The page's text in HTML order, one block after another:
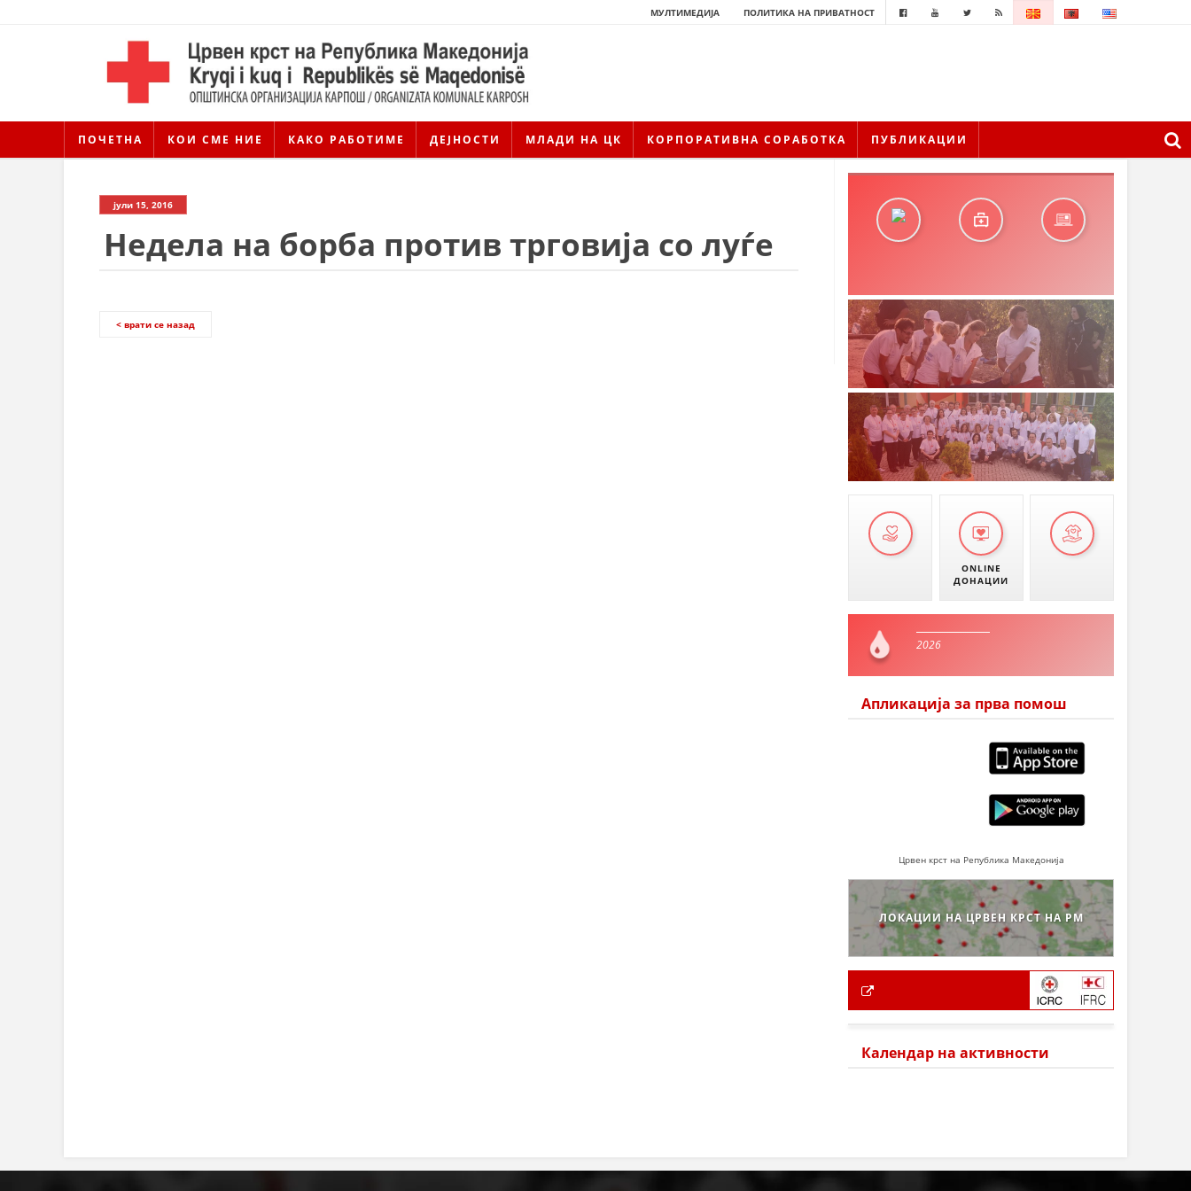
МУЛТИМЕДИЈА ПОЛИТИКА НА ПРИВАТНОСТ
ПОЧЕТНА КОИ СМЕ НИЕ КАКО РАБОТИМЕ ДЕЈНОСТИ МЛАДИ НА ЦК КОРПОРАТИВНА СОРАБОТКА ПУБЛИКАЦИИ
јули 15, 2016
Недела на борба против трговија со луѓе
< врати се назад
ONLINE
ДОНАЦИИ
2026
Апликација за прва помош
Црвен крст на Република Македонија
ЛОКАЦИИ НА ЦРВЕН КРСТ НА РМ
Календар на активности